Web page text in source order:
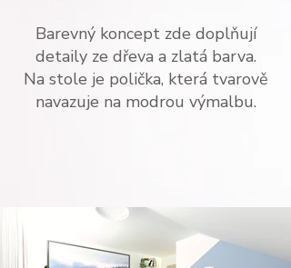
Barevný koncept zde doplňují
detaily ze dřeva a zlatá barva.
Na stole je polička, která tvarově
navazuje na modrou výmalbu.